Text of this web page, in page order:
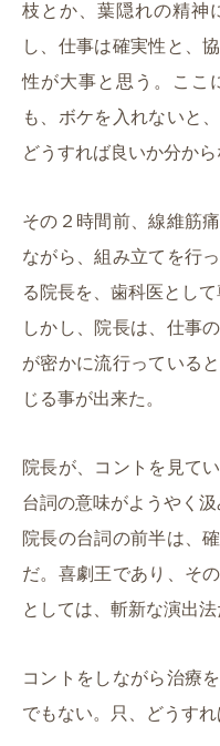
枝とか、葉隠れの精神
し、仕事は確実性と、
性が大事と思う。ここ
も、ボケを入れないと
どうすれば良いか分から
その２時間前、線維筋
ながら、組み立てを行
る院長を、歯科医として
しかし、院長は、仕事
が密かに流行っている
じる事が出来た。
院長が、コントを見て
台詞の意味がようやく汲
院長の台詞の前半は、
だ。喜劇王であり、そ
としては、斬新な演出法
コントをしながら治療
でもない。只、どうす